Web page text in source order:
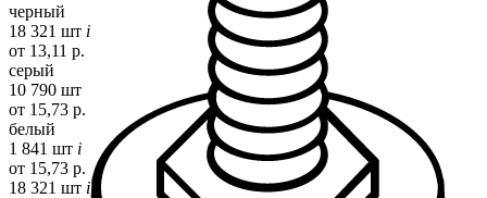
черный
18 321 шт i
от 13,11 р.
серый
10 790 шт
от 15,73 р.
белый
1 841 шт i
от 15,73 р.
18 321 шт i